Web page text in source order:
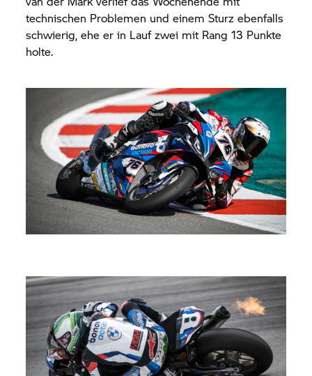
technischen Problemen und einem Sturz ebenfalls
schwierig, ehe er in Lauf zwei mit Rang 13 Punkte
holte.